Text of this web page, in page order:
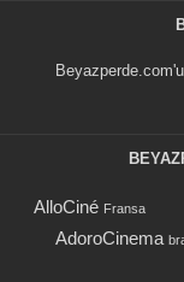
AlloCiné Fransa
AdoroCinema